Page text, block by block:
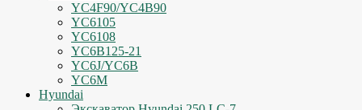
YC4F90/YC4B90
YC6105
YC6108
YC6B125-21
YC6J/YC6B
YC6M
Hyundai